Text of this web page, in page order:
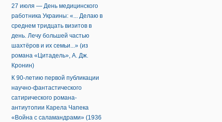
27 июля — День медицинского
работника Украины: «... Делаю в
среднем тридцать визитов в
день. Лечу большей частью
шахтёров и их семьи...» (из
романа «Цитадель», А. Дж.
Кронин)
К 90-летию первой публикации
научно-фантастического
сатирического романа-
антиутопии Карела Чапека
«Война с саламандрами» (1936